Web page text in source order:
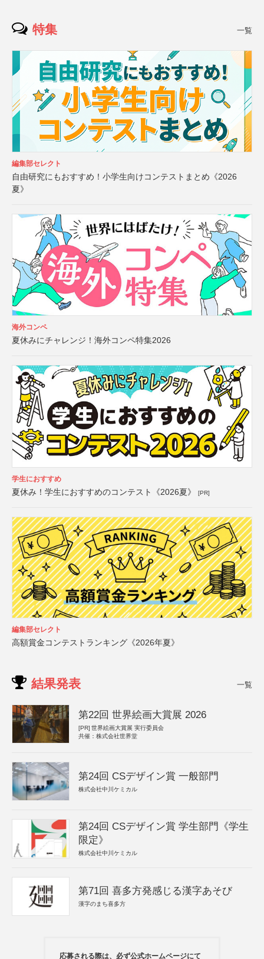
特集 一覧
編集部セレクト
自由研究にもおすすめ！小学生向けコンテストまとめ《2026
夏》
海外コンペ
夏休みにチャレンジ！海外コンペ特集2026
学生におすすめ
夏休み！学生におすすめのコンテスト《2026夏》 [PR]
編集部セレクト
高額賞金コンテストランキング《2026年夏》
結果発表 一覧
第22回 世界絵画大賞展 2026
[PR] 世界絵画大賞展 実行委員会
共催：株式会社世界堂
第24回 CSデザイン賞 一般部門
株式会社中川ケミカル
第24回 CSデザイン賞 学生部門《学生
限定》
株式会社中川ケミカル
第71回 喜多方発感じる漢字あそび
漢字のまち喜多方
応募される際は、必ず公式ホームページにて